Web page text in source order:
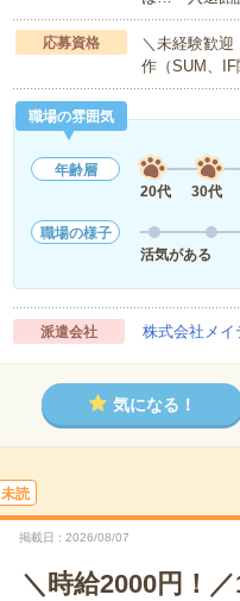
応募資格
＼未経験歓
作（SUM、
職場の雰囲気
年齢層
20代
30代
職場の様子
活気がある
派遣会社 株式会社メイ
気になる！
未読
掲載日 2026/08/07
＼時給2000円！